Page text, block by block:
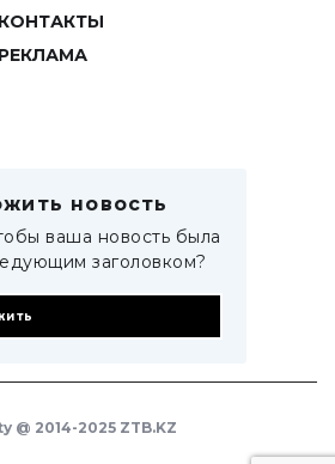
КОНТАКТЫ
РЕКЛАМА
новость
ваша новость была
заголовком?
@ 2014-2025 ZTB.KZ